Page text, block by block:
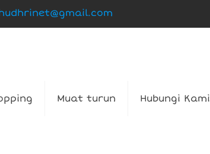
Muat turun Hubungi Kami